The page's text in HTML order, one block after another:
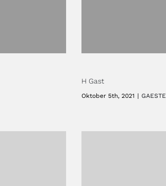
H Gast
Oktober 5th, 2021 | GAESTE